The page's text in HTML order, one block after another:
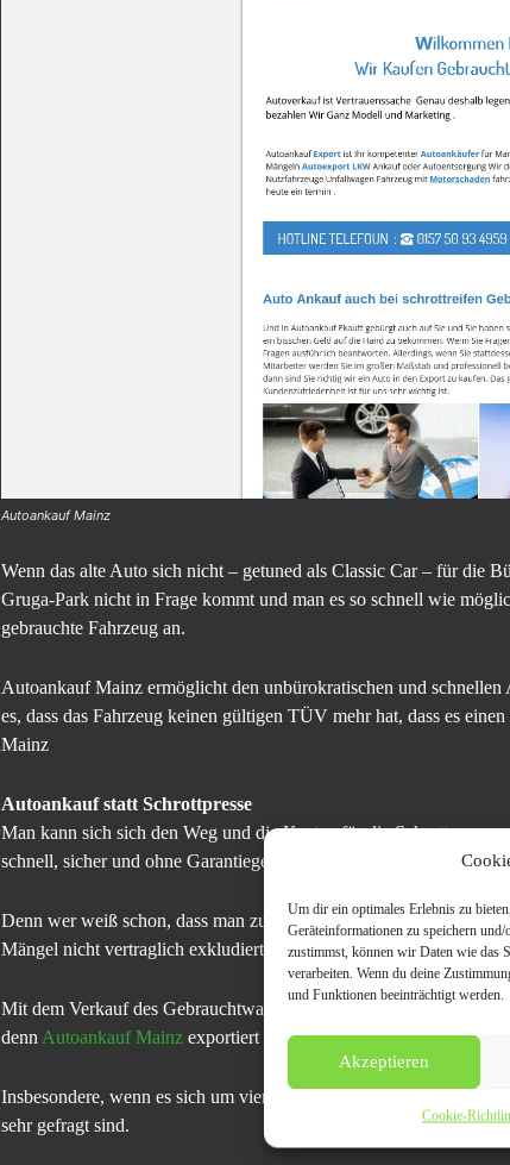
Um dir ein optimales Erlebnis zu
Geräteinformationen zu speichern
zustimmst, können wir Daten wie das
verarbeiten. Wenn du deine
und Funktionen beeinträchtigt werden.
Akzeptieren
Cookie-
Autoankauf Mainz
Wenn das alte Auto sich nicht – getuned als Classic Car – für die
Gruga-Park nicht in Frage kommt und man es so schnell wie
gebrauchte Fahrzeug an.
Autoankauf Mainz ermöglicht den unbürokratischen und
es, dass das Fahrzeug keinen gültigen TÜV mehr hat, dass es
Mainz
Autoankauf statt Schrottpresse
Man kann sich sich den Weg und die Kosten für die Schrottpresse
schnell, sicher und ohne Garantiegewährung loswerden will.
Denn wer weiß schon, dass man zum Beispiel als Sebständiger
Mängel nicht vertraglich exkludiert, dennoch für später auftretende
Mit dem Verkauf des Gebrauchtwagens an Autoankauf Mainz
denn Autoankauf Mainz exportiert die angekauften Autos. Im
Insbesondere, wenn es sich um viertürige Autos oder
sehr gefragt sind.